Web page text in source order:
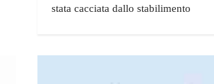
stata cacciata dallo stabilimento